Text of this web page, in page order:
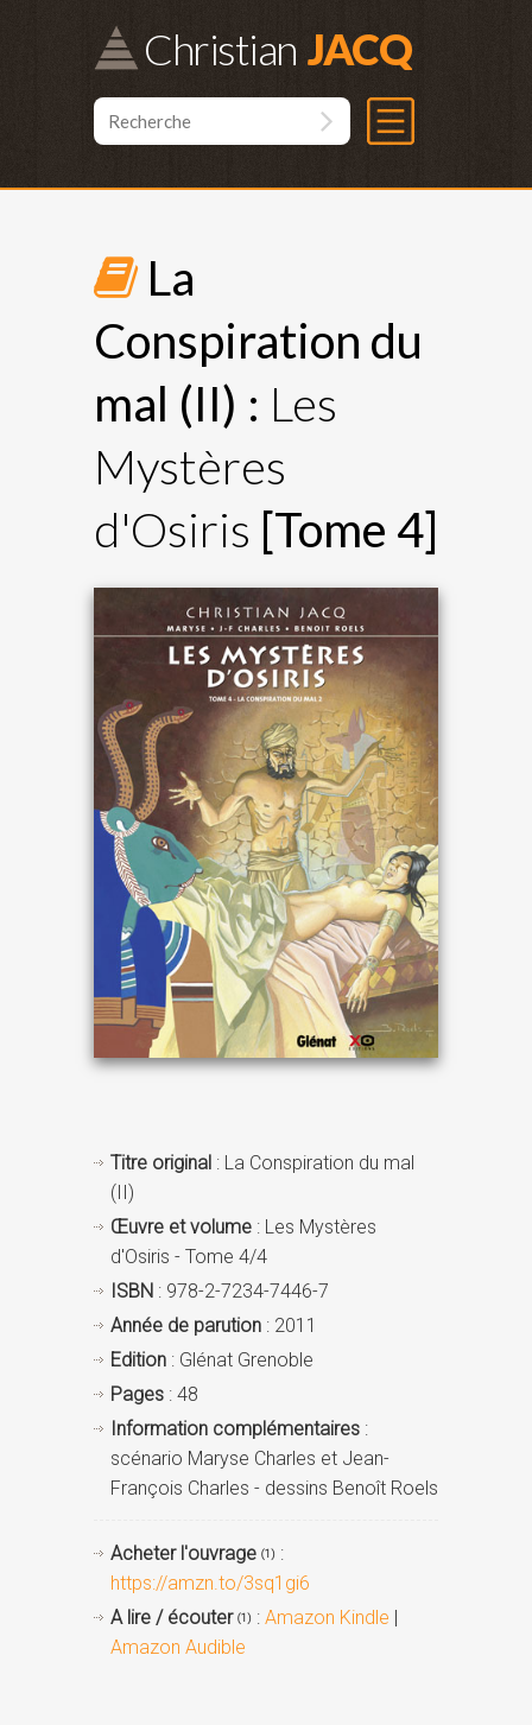
Christian
La
Conspiration du
mal (II) : Les
Mystères
d'Osiris [Tome 4]
Titre original : La Conspiration du mal
(II)
Œuvre et volume : Les Mystères
d'Osiris - Tome 4/4
ISBN : 978-2-7234-7446-7
Année de parution : 2011
Edition : Glénat Grenoble
Pages : 48
Information complémentaires :
scénario Maryse Charles et Jean-
François Charles - dessins Benoît Roels
Acheter l'ouvrage (1) :
https://amzn.to/3sq1gi6
A lire / écouter (1) : Amazon Kindle |
Amazon Audible